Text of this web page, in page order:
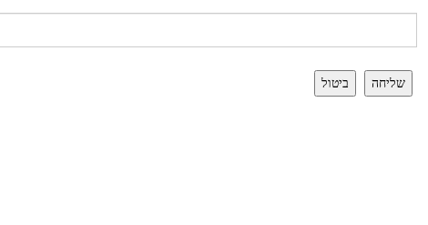
שליחה ביטול